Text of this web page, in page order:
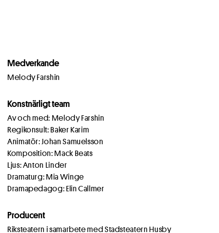
Medverkande
Melody Farshin
Konstnärligt team
Av och med: Melody Farshin
Regikonsult: Baker Karim
Animatör: Johan Samuelsson
Komposition: Mack Beats
Ljus: Anton Linder
Dramaturg: Mia Winge
Dramapedagog: Elin Callmer
Producent
Riksteatern i samarbete med Stadsteatern Husby